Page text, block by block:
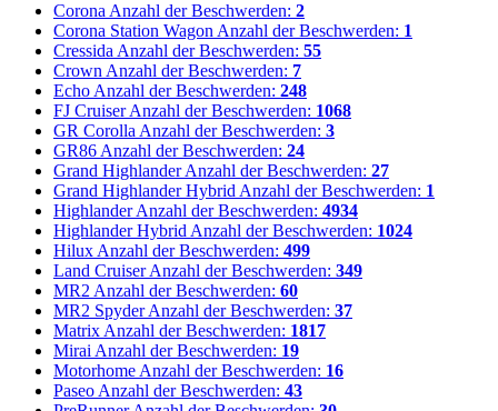
Corona Anzahl der Beschwerden: 2
Corona Station Wagon Anzahl der Beschwerden: 1
Cressida Anzahl der Beschwerden: 55
Crown Anzahl der Beschwerden: 7
Echo Anzahl der Beschwerden: 248
FJ Cruiser Anzahl der Beschwerden: 1068
GR Corolla Anzahl der Beschwerden: 3
GR86 Anzahl der Beschwerden: 24
Grand Highlander Anzahl der Beschwerden: 27
Grand Highlander Hybrid Anzahl der Beschwerden: 1
Highlander Anzahl der Beschwerden: 4934
Highlander Hybrid Anzahl der Beschwerden: 1024
Hilux Anzahl der Beschwerden: 499
Land Cruiser Anzahl der Beschwerden: 349
MR2 Anzahl der Beschwerden: 60
MR2 Spyder Anzahl der Beschwerden: 37
Matrix Anzahl der Beschwerden: 1817
Mirai Anzahl der Beschwerden: 19
Motorhome Anzahl der Beschwerden: 16
Paseo Anzahl der Beschwerden: 43